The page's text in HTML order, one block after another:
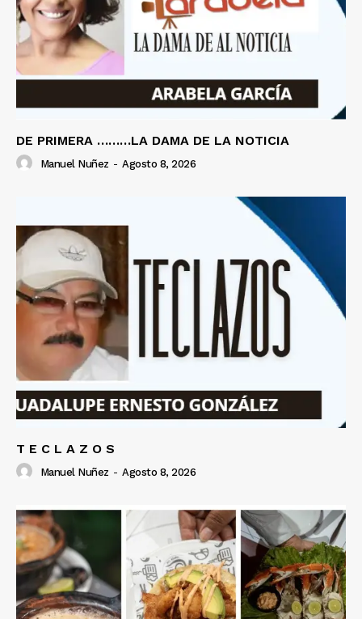
DE PRIMERA ………LA DAMA DE LA NOTICIA
Manuel Nuñez - Agosto 8, 2026
T E C L A Z O S
Manuel Nuñez - Agosto 8, 2026